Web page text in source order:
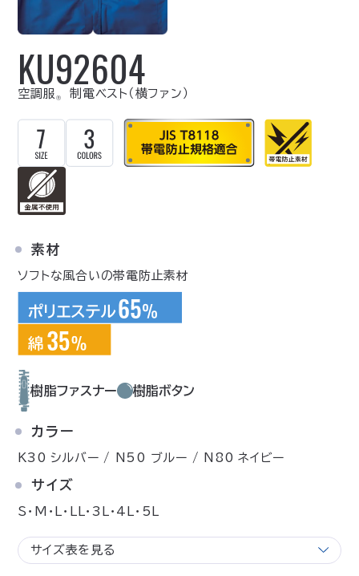
KU92604
空調服 Ⓡ 制電ベスト（横ファン）
素材
ソフトな風合いの帯電防止素材
樹脂ファスナー 樹脂ボタン
カラー
K30 シルバー / N50 ブルー / N80 ネイビー
サイズ
S・M・L・LL・3L・4L・5L
サイズ表を見る